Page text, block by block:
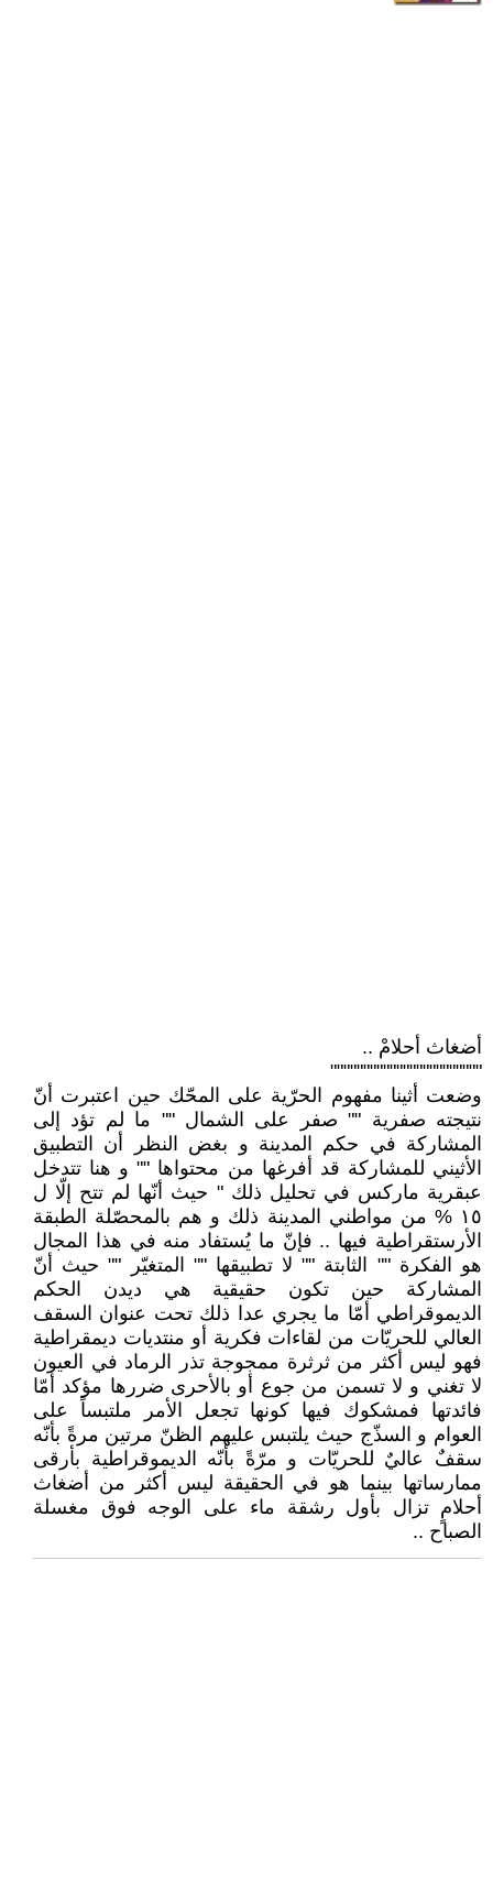
أضغاث أحلامْ ..
"""""""""""""""""""""""
وضعت أثينا مفهوم الحرّية على المحّك حين اعتبرت أنّ
نتيجته صفرية "" صفر على الشمال "" ما لم تؤد إلى
المشاركة في حكم المدينة و بغض النظر أن التطبيق
الأثيني للمشاركة قد أفرغها من محتواها "" و هنا تتدخل
عبقرية ماركس في تحليل ذلك " حيث أنّها لم تتح إلّا ل
١٥ % من مواطني المدينة ذلك و هم بالمحصّلة الطبقة
الأرستقراطية فيها .. فإنّ ما يُستفاد منه في هذا المجال
هو الفكرة "" الثابتة "" لا تطبيقها "" المتغيّر "" حيث أنّ
المشاركة حين تكون حقيقية هي ديدن الحكم
الديموقراطي أمّا ما يجري عدا ذلك تحت عنوان السقف
العالي للحريّات من لقاءات فكرية أو منتديات ديمقراطية
فهو ليس أكثر من ثرثرة ممجوجة تذر الرماد في العيون
لا تغني و لا تسمن من جوع أو بالأحرى ضررها مؤكد أمّا
فائدتها فمشكوك فيها كونها تجعل الأمر ملتبساً على
العوام و السذّج حيث يلتبس عليهم الظنّ مرتين مرةً بأنّه
سقفٌ عاليٌ للحريّات و مرّةً بأنّه الديموقراطية بأرقى
ممارساتها بينما هو في الحقيقة ليس أكثر من أضغاث
أحلامٍ تزال بأول رشقة ماء على الوجه فوق مغسلة
الصباح ..